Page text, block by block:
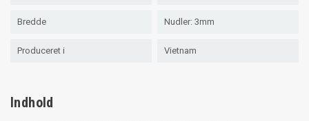
Bredde Nudler: 3mm
Produceret i Vietnam
Indhold